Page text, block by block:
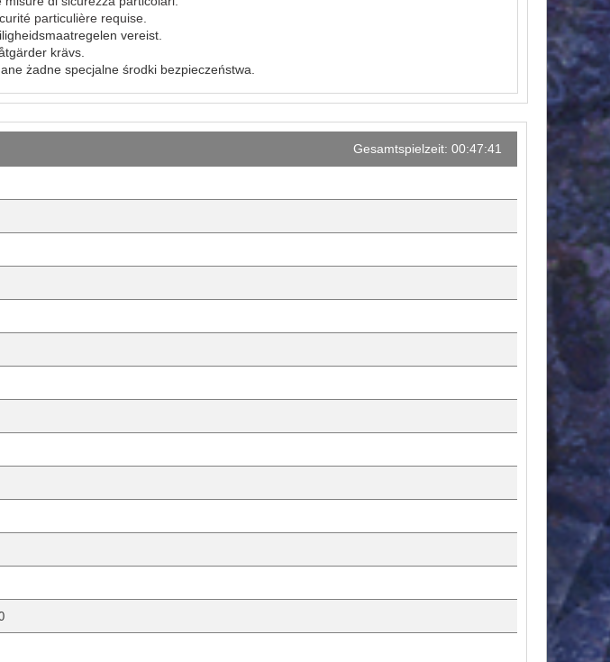
particulière requise.
vereist.
krävs.
żadne specjalne środki bezpieczeństwa.
Gesamtspielzeit: 00:47:41